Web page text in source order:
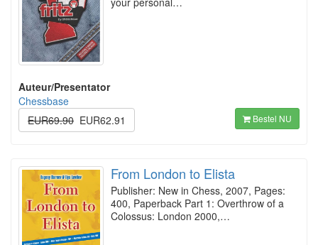
Auteur/Presentator
Chessbase
EUR69.90 EUR62.91 Bestel NU
From London to Elista
Publisher: New in Chess, 2007, Pages:
400, Paperback Part 1: Overthrow of a
Colossus: London 2000,…